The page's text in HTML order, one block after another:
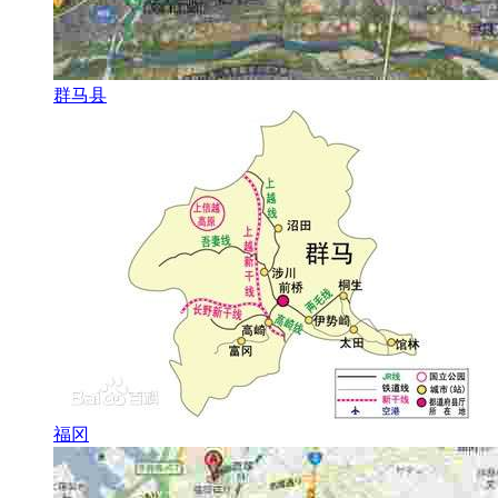
群马县
福冈